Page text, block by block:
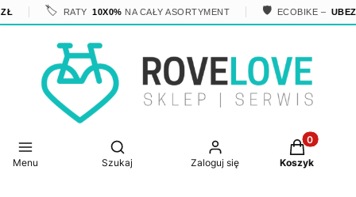
RATY 10X0%NA CAŁY ASORTYMENT ECOBIKE –
Menu
Otwórz wyszukiwarkę
Szukaj Zaloguj się
Produkty
Koszyk